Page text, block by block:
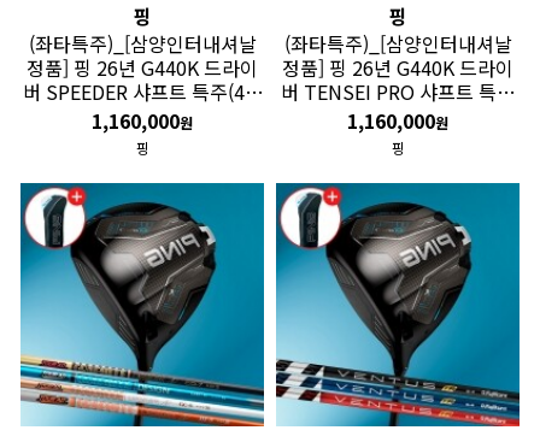
핑
(좌타특주)_[삼양인터내셔날
정품] 핑 26년 G440K 드라이
버 SPEEDER 샤프트 특주(4주
소요) GF
1,160,000원
핑
핑
(좌타특주)_[삼양인터내셔날
정품] 핑 26년 G440K 드라이
버 TENSEI PRO 샤프트 특주
(4주 소요) GF
1,160,000원
핑